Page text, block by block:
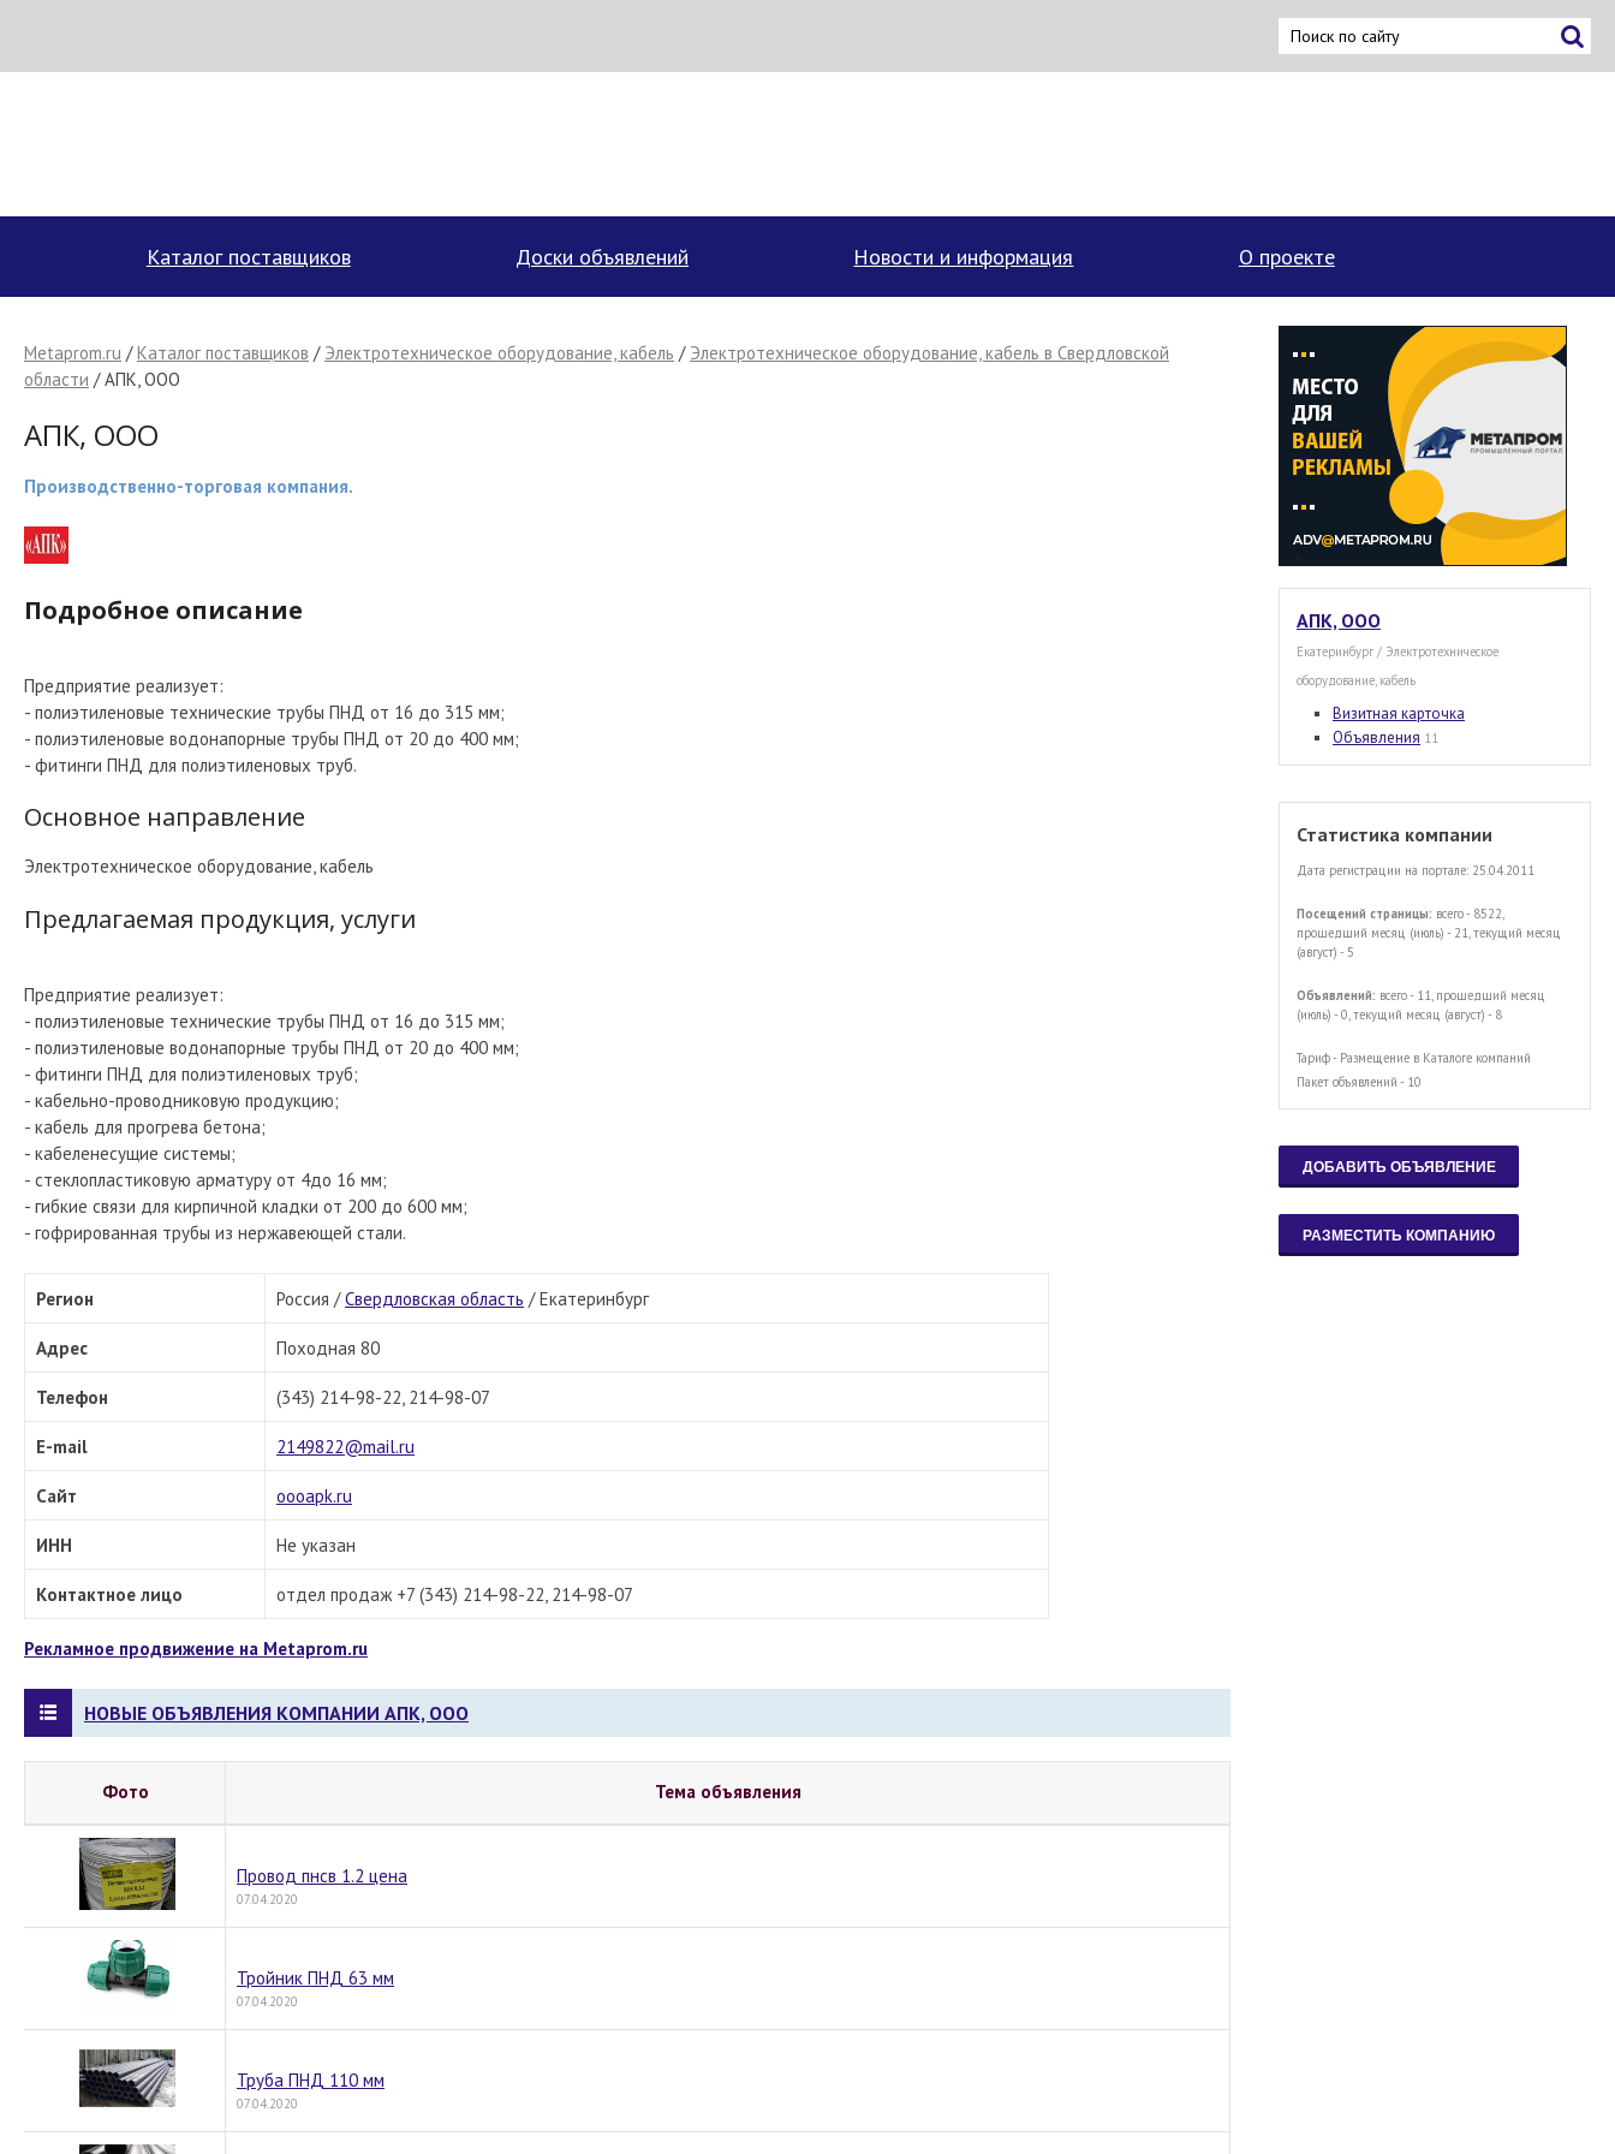
Каталог поставщиков Доски объявлений Новости и информация О проекте
Написать поставщику
Metaprom.ru /Каталог поставщиков / Электротехническое оборудование, кабель / Электротехническое оборудование, кабель в Свердловской
области / АПК, ООО
АПК, ООО
Производственно-торговая компания.
Подробное описание
Предприятие реализует:
- полиэтиленовые технические трубы ПНД от 16 до 315 мм;
- полиэтиленовые водонапорные трубы ПНД от 20 до 400 мм;
- фитинги ПНД для полиэтиленовых труб.
Основное направление
Электротехническое оборудование, кабель
Предлагаемая продукция, услуги
Предприятие реализует:
- полиэтиленовые технические трубы ПНД от 16 до 315 мм;
- полиэтиленовые водонапорные трубы ПНД от 20 до 400 мм;
- фитинги ПНД для полиэтиленовых труб;
- кабельно-проводниковую продукцию;
- кабель для прогрева бетона;
- кабеленесущие системы;
- стеклопластиковую арматуру от 4до 16 мм;
- гибкие связи для кирпичной кладки от 200 до 600 мм;
- гофрированная трубы из нержавеющей стали.
Регион Россия /Свердловская область /Екатеринбург
Адрес Походная 80
Телефон (343) 214-98-22, 214-98-07
E-mail 2149822@mail.ru
Сайт oooapk.ru
ИНН Не указан
Контактное лицо отдел продаж +7 (343) 214-98-22, 214-98-07
Рекламное продвижение на Metaprom.ru
НОВЫЕ ОБЪЯВЛЕНИЯ КОМПАНИИ АПК, ООО
Фото Тема объявления
Провод пнсв 1.2 цена
07.04.2020
Тройник ПНД 63 мм
07.04.2020
Труба ПНД 110 мм
07.04.2020
АПК, ООО
Екатеринбург / Электротехническое
оборудование, кабель
Визитная карточка
Объявления 11
Статистика компании
Дата регистрации на портале: 25.04.2011
Посещений страницы: всего - 8522,
прошедший месяц (июль) - 21, текущий месяц
(август) - 5
Объявлений: всего - 11, прошедший месяц
(июль) - 0, текущий месяц (август) - 8
Тариф - Размещение в Каталоге компаний
Пакет объявлений - 10